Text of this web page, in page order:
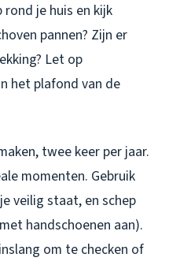
rond je huis en kijk
pannen? Zijn er
Let op
het plafond van de
twee keer per jaar.
momenten. Gebruik
veilig staat, en schep
handschoenen aan).
om te checken of